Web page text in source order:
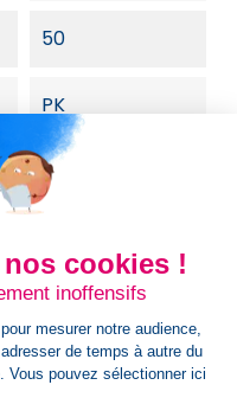
50
PK
Femme
60 cm + 0 cm x
40 cm
cookies !
inoffensifs
mesurer notre audience,
de temps à autre du
Vous pouvez sélectionner ici